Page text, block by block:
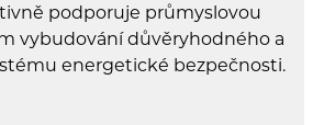
podporuje průmyslovou
vybudování důvěryhodného a
energetické bezpečnosti.